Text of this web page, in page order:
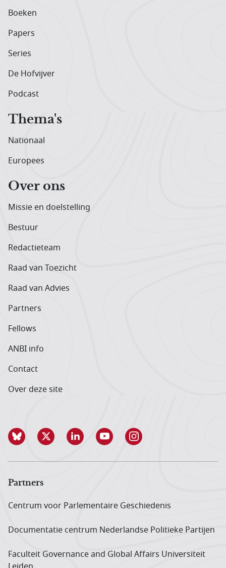
Boeken
Papers
Series
De Hofvijver
Podcast
Thema's
Nationaal
Europees
Over ons
Missie en doelstelling
Bestuur
Redactieteam
Raad van Toezicht
Raad van Advies
Partners
Fellows
ANBI info
Contact
Over deze site
Partners
Centrum voor Parlementaire Geschiedenis
Documentatie centrum Neder­landse Politieke Partijen
Faculteit Governance and Global Affairs Universiteit